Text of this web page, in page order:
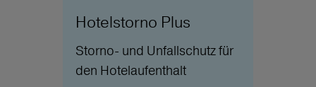
Hotelstorno Plus
Storno- und Unfallschutz für
den Hotelaufenthalt